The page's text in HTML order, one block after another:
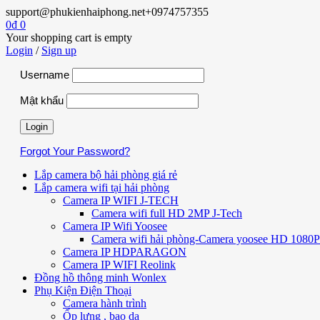
support@phukienhaiphong.net+0974757355
0₫ 0
Your shopping cart is empty
Login / Sign up
Username
Mật khẩu
Forgot Your Password?
Lắp camera bộ hải phòng giá rẻ
Lắp camera wifi tại hải phòng
Camera IP WIFI J-TECH
Camera wifi full HD 2MP J-Tech
Camera IP Wifi Yoosee
Camera wifi hải phòng-Camera yoosee HD
Camera IP HDPARAGON
Camera IP WIFI Reolink
Đồng hồ thông minh Wonlex
Phụ Kiện Điện Thoại
Camera hành trình
Ốp lưng , bao da